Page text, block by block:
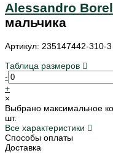
Alessandro
мальчика
Артикул: 235147442-310-3
Таблица размеров
-
+
×
Выбрано максимальное
шт.
Все характеристики
Способы оплаты
Доставка